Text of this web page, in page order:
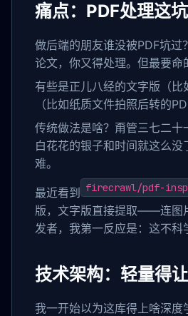
痛点：PDF处理这
做后端的朋友谁没被PDF坑
论文，你又得处理。但最要
有些是正儿八经的文字版（
（比如纸质文件拍照后转的
传统做法是啥？甭管三七二
白花花的银子和时间就这么
难。
最近看到 firecrawl/pdf-
版，文字版直接提取——连图
发者，我第一反应是：这不科
技术架构：轻量得
我一开始以为这库得上啥深